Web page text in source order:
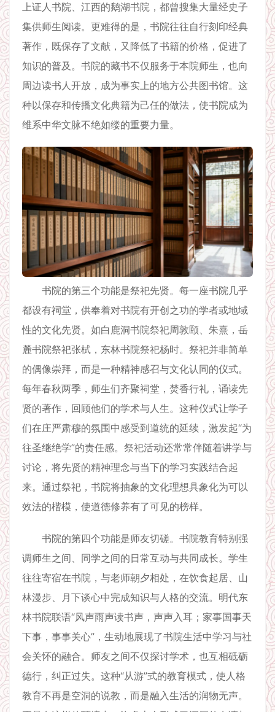
上证人书院、江西的鹅湖书院，都曾搜集大量经史子
集供师生阅读。更难得的是，书院往往自行刻印经典
著作，既保存了文献，又降低了书籍的价格，促进了
知识的普及。书院的藏书不仅服务于本院师生，也向
周边读书人开放，成为事实上的地方公共图书馆。这
种以保存和传播文化典籍为己任的做法，使书院成为
维系中华文脉不绝如缕的重要力量。
书院的第三个功能是祭祀先贤。每一座书院几乎
都设有祠堂，供奉着对书院有开创之功的学者或地域
性的文化先贤。如白鹿洞书院祭祀周敦颐、朱熹，岳
麓书院祭祀张栻，东林书院祭祀杨时。祭祀并非简单
的偶像崇拜，而是一种精神感召与文化认同的仪式。
每年春秋两季，师生们齐聚祠堂，焚香行礼，诵读先
贤的著作，回顾他们的学术与人生。这种仪式让学子
们在庄严肃穆的氛围中感受到道统的延续，激发起“为
往圣继绝学”的责任感。祭祀活动还常常伴随着讲学与
讨论，将先贤的精神理念与当下的学习实践结合起
来。通过祭祀，书院将抽象的文化理想具象化为可以
效法的楷模，使道德修养有了可见的榜样。
书院的第四个功能是师友切磋。书院教育特别强
调师生之间、同学之间的日常互动与共同成长。学生
往往寄宿在书院，与老师朝夕相处，在饮食起居、山
林漫步、月下谈心中完成知识与人格的交流。明代东
林书院联语“风声雨声读书声，声声入耳；家事国事天
下事，事事关心”，生动地展现了书院生活中学习与社
会关怀的融合。师友之间不仅探讨学术，也互相砥砺
德行，纠正过失。这种“从游”式的教育模式，使人格
教育不再是空洞的说教，而是融入生活的润物无声。